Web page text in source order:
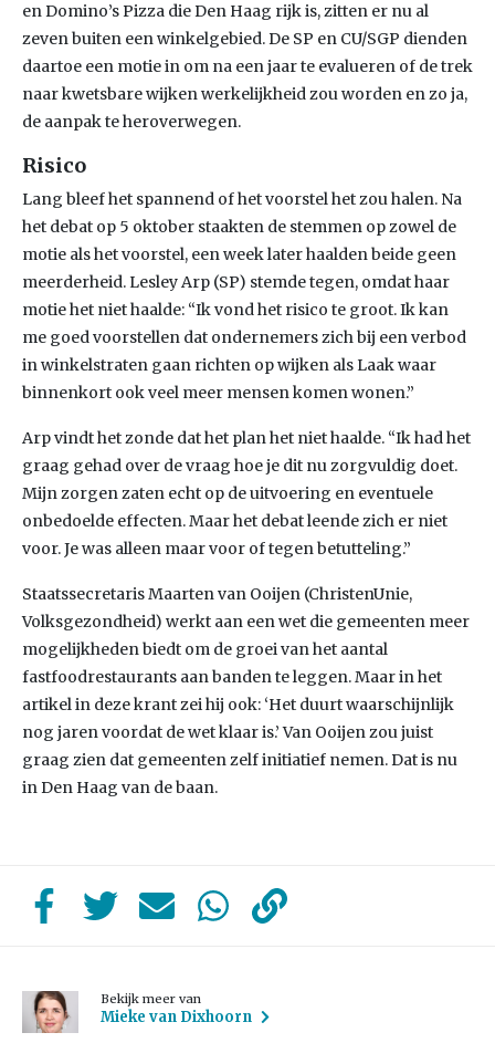
en Domino’s Pizza die Den Haag rijk is, zitten er nu al
zeven buiten een winkelgebied. De SP en CU/SGP dienden
daartoe een motie in om na een jaar te evalueren of de trek
naar kwetsbare wijken werkelijkheid zou worden en zo ja,
de aanpak te heroverwegen.
Risico
Lang bleef het spannend of het voorstel het zou halen. Na
het debat op 5 oktober staakten de stemmen op zowel de
motie als het voorstel, een week later haalden beide geen
meerderheid. Lesley Arp (SP) stemde tegen, omdat haar
motie het niet haalde: “Ik vond het risico te groot. Ik kan
me goed voorstellen dat ondernemers zich bij een verbod
in winkelstraten gaan richten op wijken als Laak waar
binnenkort ook veel meer mensen komen wonen.”
Arp vindt het zonde dat het plan het niet haalde. “Ik had het
graag gehad over de vraag hoe je dit nu zorgvuldig doet.
Mijn zorgen zaten echt op de uitvoering en eventuele
onbedoelde effecten. Maar het debat leende zich er niet
voor. Je was alleen maar voor of tegen betutteling.”
Staatssecretaris Maarten van Ooijen (ChristenUnie,
Volksgezondheid) werkt aan een wet die gemeenten meer
mogelijkheden biedt om de groei van het aantal
fastfoodrestaurants aan banden te leggen. Maar in het
artikel in deze krant zei hij ook: ‘Het duurt waarschijnlijk
nog jaren voordat de wet klaar is.’ Van Ooijen zou juist
graag zien dat gemeenten zelf initiatief nemen. Dat is nu
in Den Haag van de baan.
Bekijk meer van
Mieke van Dixhoorn